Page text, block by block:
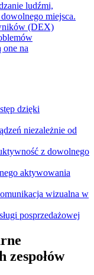
ludźmi,
miejsca.
(DEX)
one na
dzięki
niezależnie od
z dowolnego
aktywowania
wizualna w
posprzedażowej
zespołów